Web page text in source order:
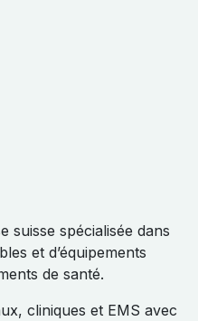
suisse spécialisée dans
et d’équipements
de santé.
cliniques et EMS avec